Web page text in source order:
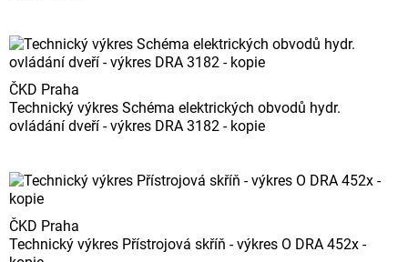
ČKD Praha
Technický výkres Schéma elektrických obvodů hydr.
ovládání dveří - výkres DRA 3182 - kopie
ČKD Praha
Technický výkres Přístrojová skříň - výkres O DRA 452x -